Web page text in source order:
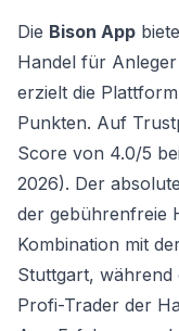
Die Bison App
Handel für Anleger
erzielt die
Punkten. Auf
Score von 4.0/5
2026). Der
der gebührenfreie
Kombination mit
Stuttgart,
Profi-Trader der